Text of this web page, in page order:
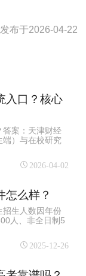
发布于2026-04-22
入口？核心
答案：天津财经
）与在校研究
2026-04-02
怎么样？
招生人数因年份
人、‌非全日制5
2025-12-26